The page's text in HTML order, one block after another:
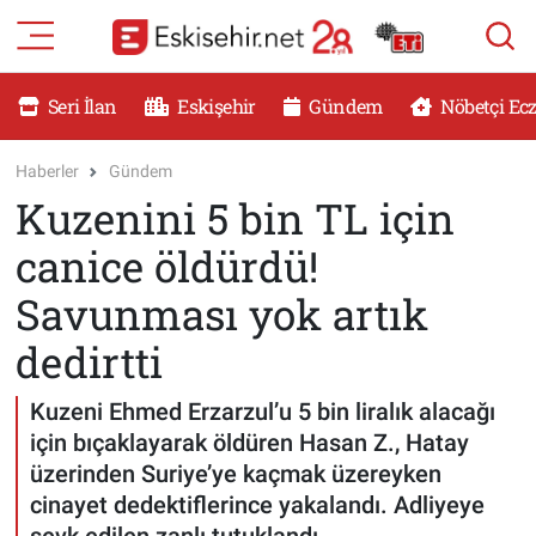
Seri İlan Eskişehir Gündem Nöbetçi
Haberler Gündem
Kuzenini 5 bin TL için
canice öldürdü!
Savunması yok artık
dedirtti
Kuzeni Ehmed Erzarzul’u 5 bin liralık alacağı
için bıçaklayarak öldüren Hasan Z., Hatay
üzerinden Suriye’ye kaçmak üzereyken
cinayet dedektiflerince yakalandı. Adliyeye
RESMİ İLANLAR
DÜNYA
SAĞLIK
MAGAZİN
KADIN
TEKNOLOJİ
YEMEK
Eskişehir Nöbetçi Eczaneler
Eskişehir Namaz Vakitleri
Eskişehir Trafik Yoğunluk Haritası
Süper Lig Puan Durumu ve Fikstür
Tüm Manşetler
Son Dakika Haberleri
Haber Arşivi